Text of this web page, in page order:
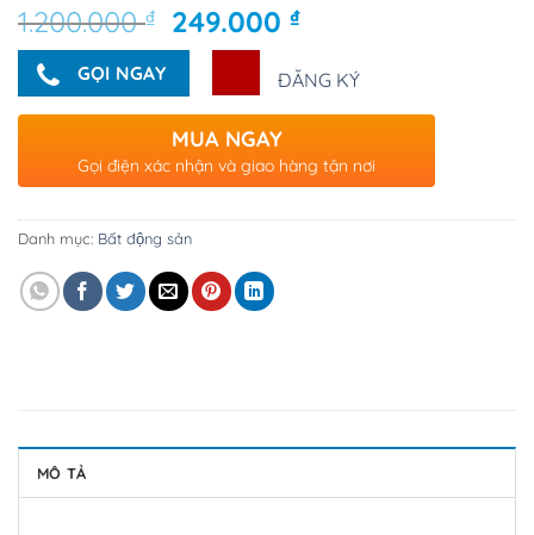
1.200.000₫
Giá
gốc
1.200.000 ₫.
249.000₫Giá
tại
là:
GỌI NGAY ĐĂNG KÝ
MUA NGAY
Gọi điện xác nhận và giao hàng tận nơi
Danh mục: Bất động sản
MÔ TẢ